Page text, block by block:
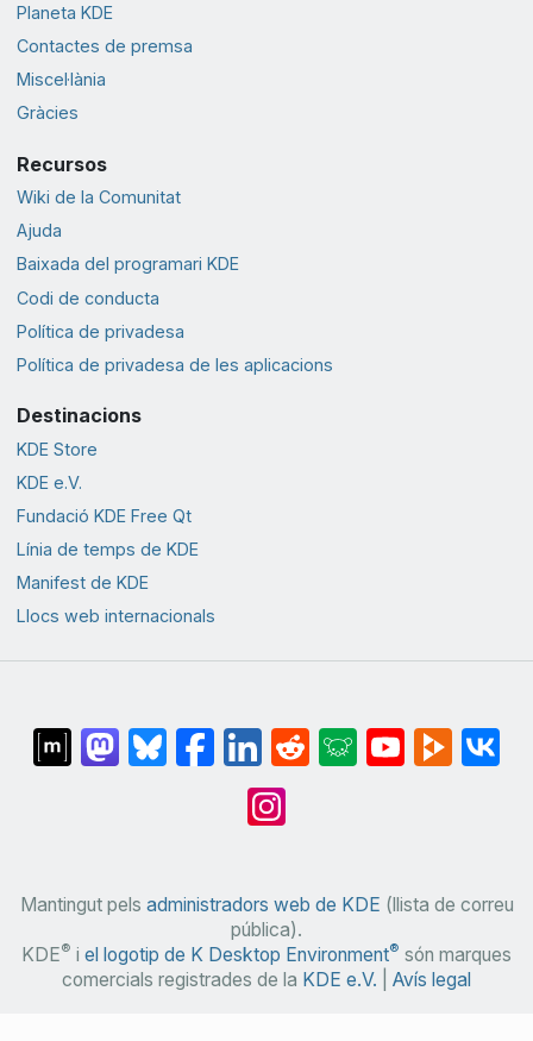
Planeta KDE
Contactes de premsa
Miscel·lània
Gràcies
Recursos
Wiki de la Comunitat
Ajuda
Baixada del programari KDE
Codi de conducta
Política de privadesa
Política de privadesa de les aplicacions
Destinacions
KDE Store
KDE e.V.
Fundació KDE Free Qt
Línia de temps de KDE
Manifest de KDE
Llocs web internacionals
Mantingut pels administradors web de KDE (llista de correu
pública).
KDE® i el logotip de K Desktop Environment® són marques
comercials registrades de la KDE e.V. Avís legal